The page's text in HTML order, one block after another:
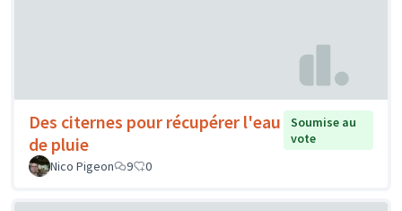
Des citernes pour récupérer l'eau
de pluie
Soumise au
vote
Nico Pigeon
9 0